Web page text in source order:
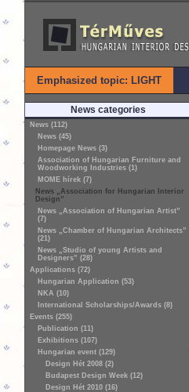
Emphasized topic: LIGHT
News categories
News (112)
News (45)
Homepage News (3)
Association of Hungarian Furniture and
Woodworking Industries (1)
MOME hírek (7)
News „Association for Hungarian Interior
Design”
News „Association of Hungarian Artist”
(7)
News „Chamber of Hungarian Architects”
(21)
News „Studio of young Artists and
Designers” (28)
Applications (72)
Hungarian Application (53)
NKA (10)
International Scholarships/Awards (8)
Events (255)
Publication (11)
Exhibitions (107)
Hungarian event (129)
Design Hét 2008 (2)
Budapest Design Week (12)
Design Hét 2010 (16)